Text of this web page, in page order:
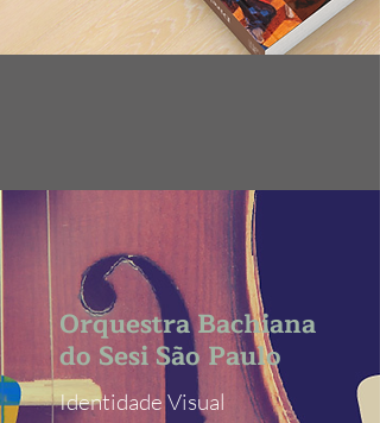
Orquestra Bachiana
do Sesi São Paulo
Identidade Visual